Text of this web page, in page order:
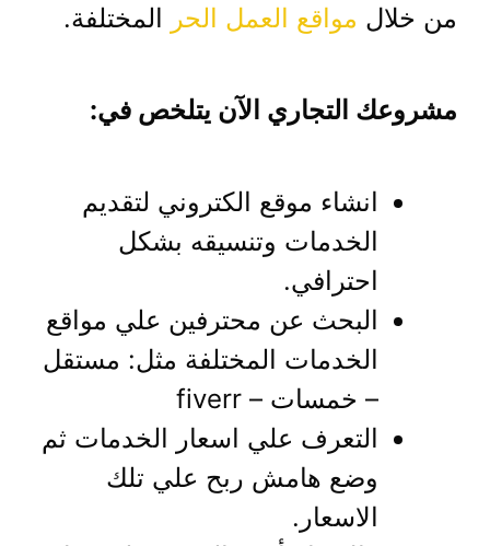
من خلال مواقع العمل الحر المختلفة.
مشروعك التجاري الآن يتلخص في:
انشاء موقع الكتروني لتقديم
الخدمات وتنسيقه بشكل
احترافي.
البحث عن محترفين علي مواقع
الخدمات المختلفة مثل: مستقل
– خمسات – fiverr
التعرف علي اسعار الخدمات ثم
وضع هامش ربح علي تلك
الاسعار.